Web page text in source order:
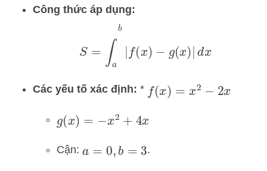
Công thức áp dụng:
ab
Các yếu tố xác định: * f(x)= x2 −2 x
g(x)=− x2+4 x
Cận: a =0 ,b=3 .